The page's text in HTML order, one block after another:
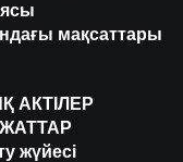
мақсаттары
АКТІЛЕР
жүйесі